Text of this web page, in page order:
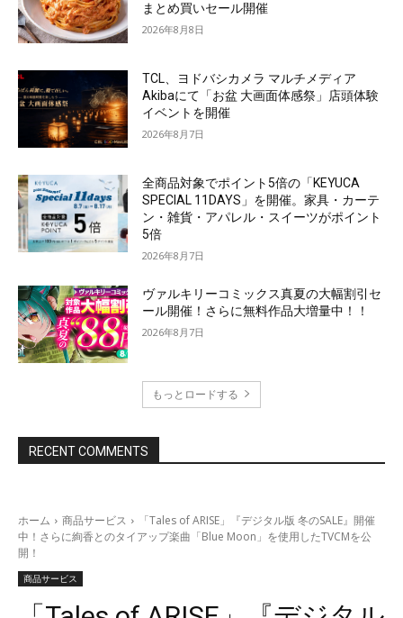
まとめ買いセール開催
2026年8月8日
TCL、ヨドバシカメラ マルチメディア
Akibaにて「お盆 大画面体感祭」店頭体験
イベントを開催
2026年8月7日
全商品対象でポイント5倍の「KEYUCA
SPECIAL 11DAYS」を開催。家具・カーテ
ン・雑貨・アパレル・スイーツがポイント
5倍
2026年8月7日
ヴァルキリーコミックス真夏の大幅割引セ
ール開催！さらに無料作品大増量中！！
2026年8月7日
もっとロードする
RECENT COMMENTS